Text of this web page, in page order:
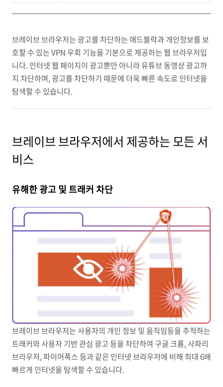
브레이브 브라우저는 광고를 차단하는 애드블락과 개인정보를 보
호할 수 있는 VPN 우회 기능을 기본으로 제공하는 웹 브라우저입
니다. 인터넷 웹 페이지이 광고뿐만 아니라 유튜브 동영상 광고까
지 차단하며, 광고를 차단하기 때문에 더욱 빠른 속도로 인터넷을
탐색할 수 있습니다.
브레이브 브라우저에서 제공하는 모든 서
비스
유해한 광고 및 트래커 차단
브레이브 브라우저는 사용자의 개인 정보 및 움직임등을 추적하는
트래커와 사용자 기반 관심 광고 등을 차단하여 구글 크롬, 사파리
브라우저, 파이어폭스 등과 같은 인터넷 브라우저에 비해 최대 6배
빠르게 인터넷을 탐색할 수 있습니다.